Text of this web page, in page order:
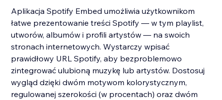
Aplikacja Spotify Embed umożliwia użytkownikom
łatwe prezentowanie treści Spotify — w tym playlist,
utworów, albumów i profili artystów — na swoich
stronach internetowych. Wystarczy wpisać
prawidłowy URL Spotify, aby bezproblemowo
zintegrować ulubioną muzykę lub artystów. Dostosuj
wygląd dzięki dwóm motywom kolorystycznym,
regulowanej szerokości (w procentach) oraz dwóm